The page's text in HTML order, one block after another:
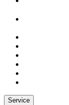
Service